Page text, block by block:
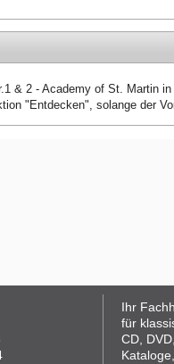
& 2 - Academy of St. Martin
"Entdecken", solange der
Ihr
für
CD,